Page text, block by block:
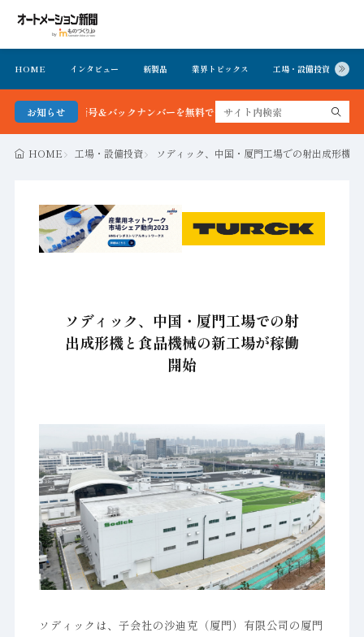
HOME インタビュー 新製品 業界トピックス 工場・設備投資
お知らせ
最新号＆バックナンバーを無料で公開中 詳細はこちら
HOME 工場・設備投資 ソディック、中国・厦門工場での射出成形機
ソディック、中国・厦門工場での射
出成形機と食品機械の新工場が稼働
開始
ソディックは、子会社の沙迪克（厦門）有限公司の厦門